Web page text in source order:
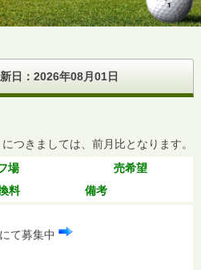
日： 2026年08月01日
につきましては、前月比となります。
場
売希望
料 備考
て募集中